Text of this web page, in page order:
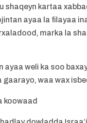
shaqeyn kartaa
ayaa la filayaa
marka la
ayaa weli ka soo
gaarayo, waa wax
koowaad